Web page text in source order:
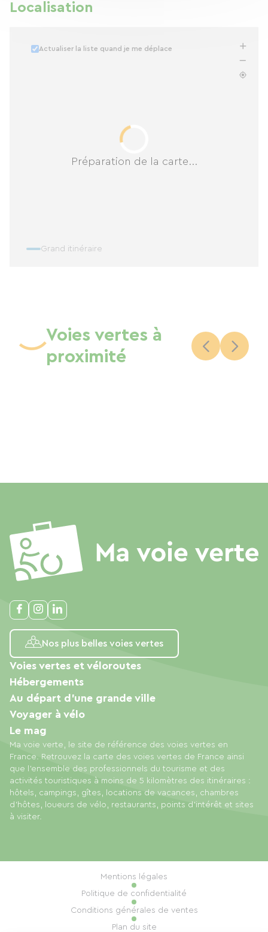
Localisation
Préparation de la carte...
Actualiser la liste quand je me déplace
Grand itinéraire
Voies vertes à
proximité
Nos plus belles voies vertes
Ma voie verte, le site de référence des voies vertes en
France. Retrouvez la carte des voies vertes de France ainsi
que l'ensemble des professionnels du tourisme et des
activités touristiques à moins de 5 kilomètres des itinéraires :
hôtels, campings, gîtes, locations de vacances, chambres
d'hôtes, loueurs de vélo, restaurants, points d'intérêt et sites
à visiter.
Voies vertes et véloroutes
Hébergements
Au départ d'une grande ville
Voyager à vélo
Le mag
Mentions légales
Politique de confidentialité
Conditions générales de ventes
Plan du site